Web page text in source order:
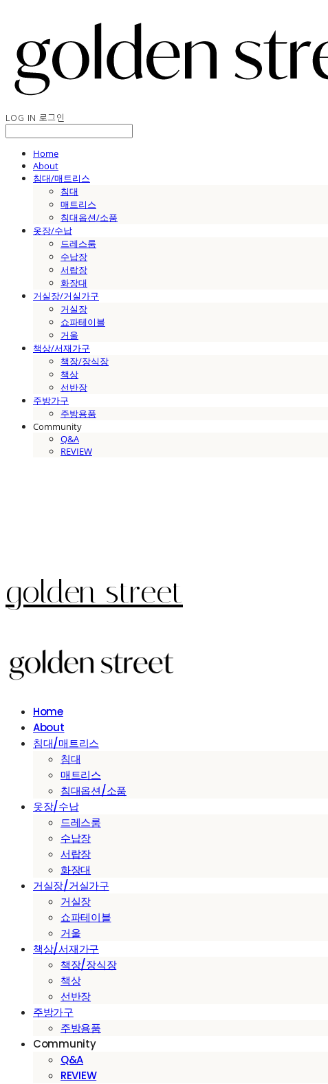
LOG IN 로그인
Home
About
침대/매트리스
침대
매트리스
침대옵션/소품
옷장/수납
드레스룸
수납장
서랍장
화장대
거실장/거실가구
거실장
쇼파테이블
거울
책상/서재가구
책장/장식장
책상
선반장
주방가구
주방용품
Community
Q&A
REVIEW
golden street
Home
About
침대/매트리스
침대
매트리스
침대옵션/소품
옷장/수납
드레스룸
수납장
서랍장
화장대
거실장/거실가구
거실장
쇼파테이블
거울
책상/서재가구
책장/장식장
책상
선반장
주방가구
주방용품
Community
Q&A
REVIEW